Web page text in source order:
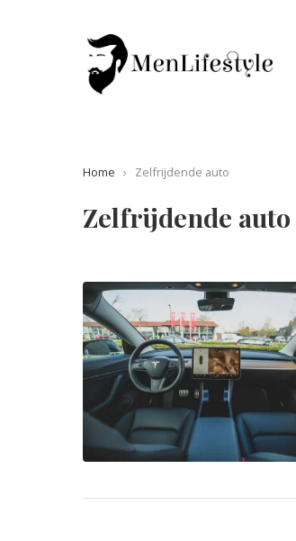
Home › Zelfrijdende auto
Zelfrijdende auto